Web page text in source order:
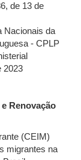
de 13 de
Nacionais da
- CPLP
2023
Renovação
(CEIM)
migrantes na